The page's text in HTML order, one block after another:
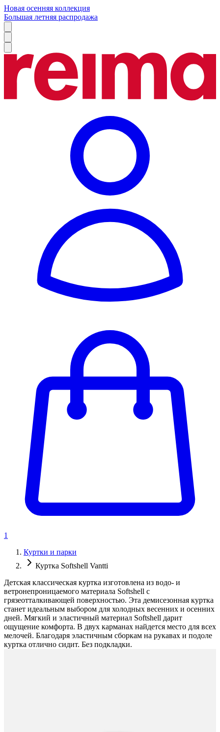
Новая осенняя коллекция
Большая летняя распродажа
1
Куртки и парки
Куртка Softshell Vantti
Детская классическая куртка изготовлена из водо- и
ветронепроницаемого материала Softshell с
грязеотталкивающей поверхностью. Эта демисезонная куртка
станет идеальным выбором для холодных весенних и осенних
дней. Мягкий и эластичный материал Softshell дарит
ощущение комфорта. В двух карманах найдется место для всех
мелочей. Благодаря эластичным сборкам на рукавах и подоле
куртка отлично сидит. Без подкладки.